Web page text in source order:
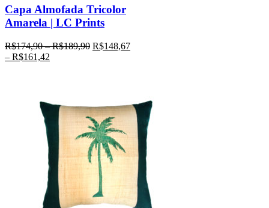
Capa Almofada Tricolor
Amarela | LC Prints
R$174,90–R$189,90 R$148,67
– R$161,42